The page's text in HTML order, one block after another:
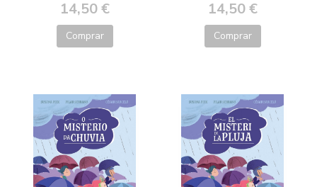
14,50 €
Comprar
14,50 €
Comprar